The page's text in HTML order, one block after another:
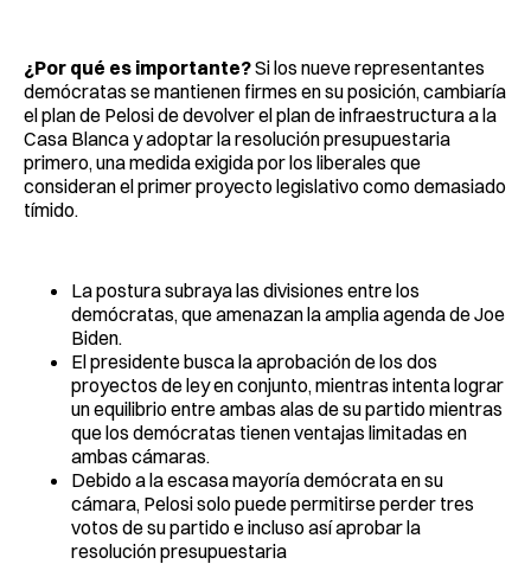
¿Por qué es importante?Si los nueve representantes
demócratas se mantienen firmes en su posición, cambiaría
el plan de Pelosi de devolver el plan de infraestructura a la
Casa Blanca y adoptar la resolución presupuestaria
primero, una medida exigida por los liberales que
consideran el primer proyecto legislativo como demasiado
tímido.
La postura subraya las divisiones entre los
demócratas, que amenazan la amplia agenda de Joe
Biden.
El presidente busca la aprobación de los dos
proyectos de ley en conjunto, mientras intenta lograr
un equilibrio entre ambas alas de su partido mientras
que los demócratas tienen ventajas limitadas en
ambas cámaras.
Debido a la escasa mayoría demócrata en su
cámara, Pelosi solo puede permitirse perder tres
votos de su partido e incluso así aprobar la
resolución presupuestaria